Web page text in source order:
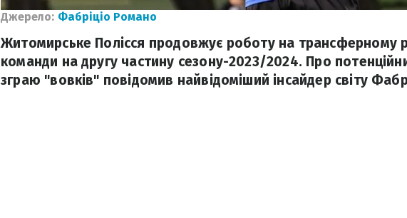
Джерело: Фабріціо Романо
Житомирське Полісся продовжує роботу на трансферному
команди на другу частину сезону-2023/2024. Про
зграю "вовків" повідомив найвідоміший інсайдер світу